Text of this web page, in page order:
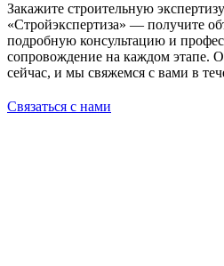
Закажите строительную
«Стройэкспертиза» — получите
подробную консультацию и
сопровождение на каждом этапе.
сейчас, и мы свяжемся с вами в
Связаться с нами